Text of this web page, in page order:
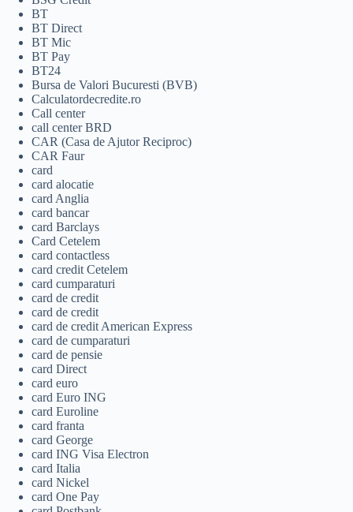
BT
BT Direct
BT Mic
BT Pay
BT24
Bursa de Valori Bucuresti (BVB)
Calculatordecredite.ro
Call center
call center BRD
CAR (Casa de Ajutor Reciproc)
CAR Faur
card
card alocatie
card Anglia
card bancar
card Barclays
Card Cetelem
card contactless
card credit Cetelem
card cumparaturi
card de credit
card de credit
card de credit American Express
card de cumparaturi
card de pensie
card Direct
card euro
card Euro ING
card Euroline
card franta
card George
card ING Visa Electron
card Italia
card Nickel
card One Pay